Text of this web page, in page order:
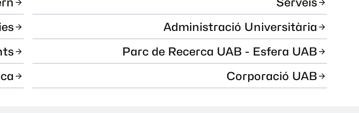
Administració Universitària
Parc de Recerca UAB - Esfera UAB
Corporació UAB